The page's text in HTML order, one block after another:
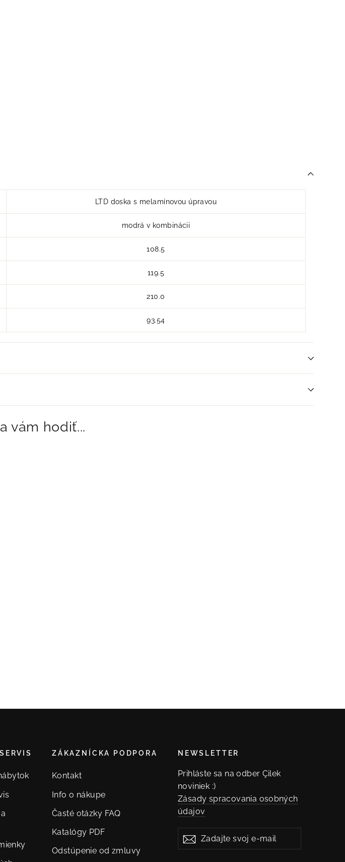
LTD doska s melamínovou úpravou
modrá v kombinácii
108.5
119.5
210.0
93.54
vám hodiť...
ZÁKAZNÍCKA PODPORA
Kontakt
Info o nákupe
Časté otázky FAQ
Katalógy PDF
Odstúpenie od zmluvy
NEWSLETTER
Prihláste sa na odber Çilek
noviniek :)
Zásady spracovania osobných
údajov
Zadajte
svoj
Prihlásiť
sa